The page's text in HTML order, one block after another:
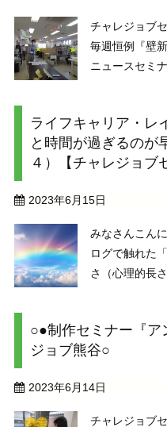
チャレジョブ
毎週恒例『壁
ニュースセミ
AI』。「実体
ってどうな ...
ライフキャリア・レ
と時間が過ぎるのが
４）【チャレジョブ
2023年6月15日
みなさんこん
ログで触れた
さ（心理的長
さに影響する
はどうだろう ...
○●制作セミナー『ア
ジョブ熊谷○
2023年6月14日
チャレジョブ